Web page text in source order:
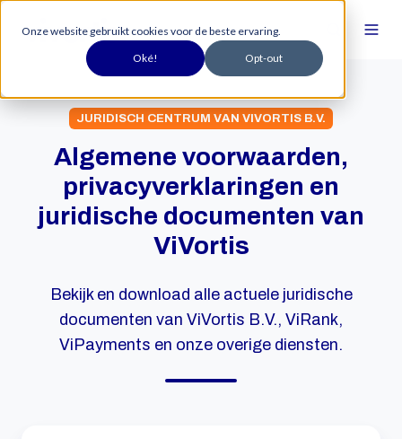
Onze website gebruikt cookies voor de beste ervaring.
Oké! Opt-out
JURIDISCH CENTRUM VAN VIVORTIS B.V.
Algemene voorwaarden,
privacyverklaringen en
juridische documenten van
ViVortis
Bekijk en download alle actuele juridische
documenten van ViVortis B.V., ViRank,
ViPayments en onze overige diensten.